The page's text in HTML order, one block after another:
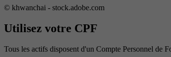
© khwanchai - stock.adobe.com
Utilisez votre CPF
Tous les actifs disposent d'un Compte Personnel de